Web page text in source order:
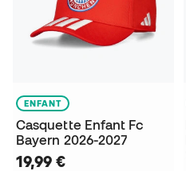
ENFANT
Casquette Enfant Fc
Bayern 2026-2027
19,99 €